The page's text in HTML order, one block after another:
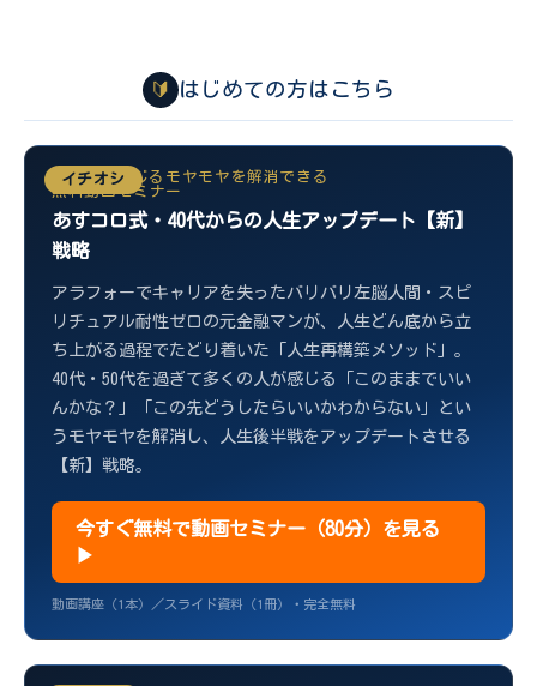
🔰 はじめての方はこちら
イチオシ
40代から感じるモヤモヤを解消できる
無料動画セミナー
あすコロ式・40代からの人生アップデート【新】
戦略
アラフォーでキャリアを失ったバリバリ左脳人間・スピ
リチュアル耐性ゼロの元金融マンが、人生どん底から立
ち上がる過程でたどり着いた「人生再構築メソッド」。
40代・50代を過ぎて多くの人が感じる「このままでいい
んかな？」「この先どうしたらいいかわからない」とい
うモヤモヤを解消し、人生後半戦をアップデートさせる
【新】戦略。
今すぐ無料で動画セミナー（80分）を見る
▶
動画講座（1本）／スライド資料（1冊）・完全無料